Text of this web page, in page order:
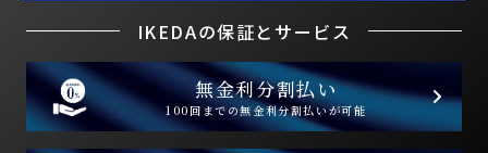
IKEDAの保証とサービス
無金利分割払い
100回までの無金利分割払いが可能